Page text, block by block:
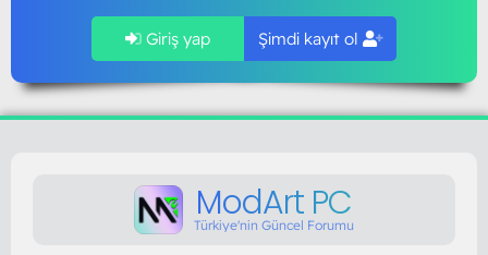
Giriş yap Şimdi kayıt ol
ModArt PC
Türkiye'nin Güncel Forumu